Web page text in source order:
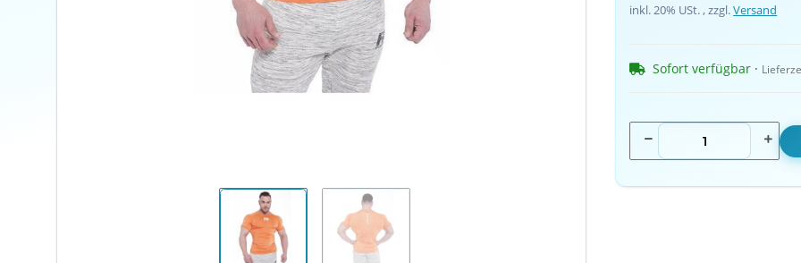
inkl. 20% USt. , zzgl.Versand
Sofort verfügbar ·